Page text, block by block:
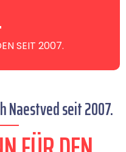
SEIT 2007.
Naestved seit 2007.